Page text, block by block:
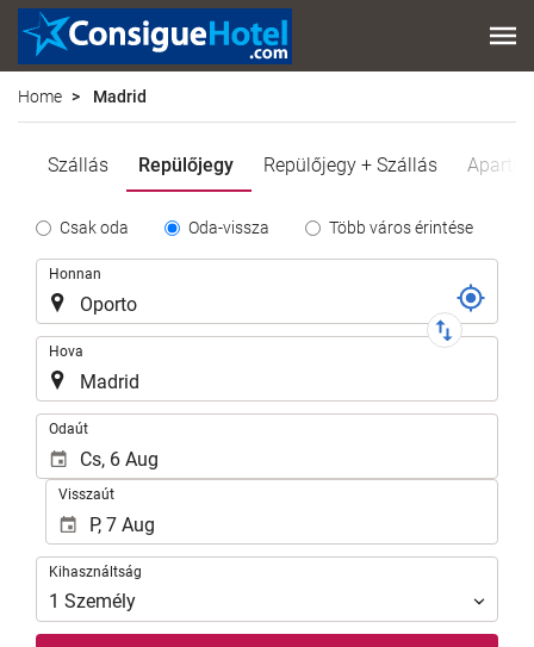
Home Madrid
Szállás Repülőjegy Repülőjegy + Szállás
Tipo
Trayecto
Csak oda Oda-vissza Több város érintése
Útvonal
Honnan
Hova
Odaút
Visszaút
Kihasználtság
Kihasználtság
1 Személy